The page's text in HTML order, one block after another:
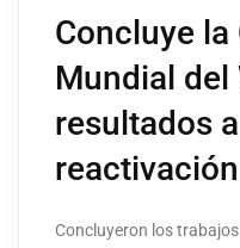
Concluye la
Mundial del
resultados
Concluyeron los